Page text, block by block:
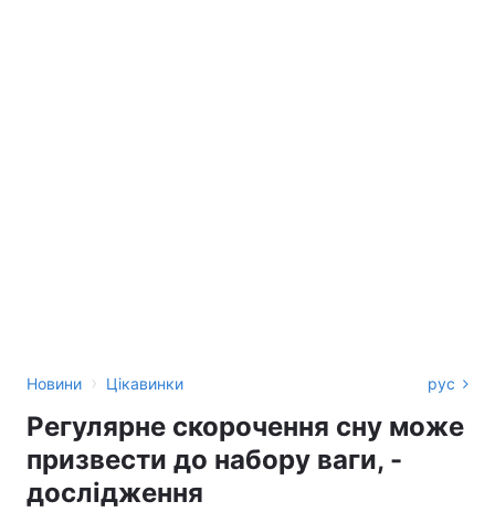
Новини › Цікавинки рус
Регулярне скорочення сну може
призвести до набору ваги, -
дослідження